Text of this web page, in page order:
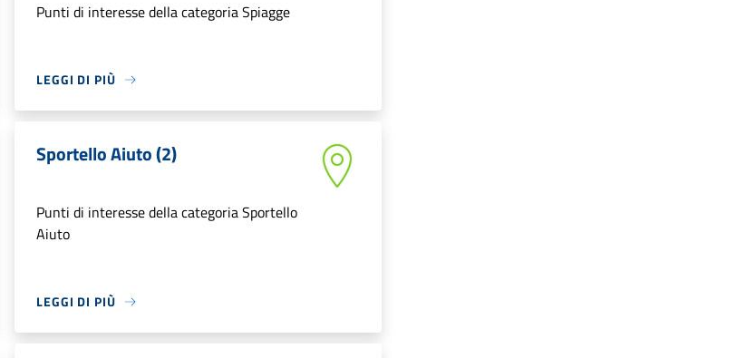
Punti di interesse della categoria Spiagge
LEGGI DI PIÙ
Sportello Aiuto (2)
Punti di interesse della categoria Sportello
Aiuto
LEGGI DI PIÙ